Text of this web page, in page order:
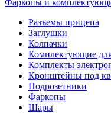
Фаркопы и
Разъемы прицепа
Заглушки
Колпачки
Комплектующие
Комплекты
Кронштейны под
Подрозетники
Фаркопы
Шары